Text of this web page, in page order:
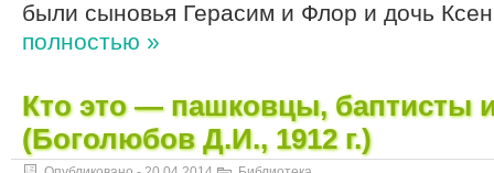
были сыновья Герасим и Флор и дочь
полностью »
Кто это — пашковцы, баптисты
(Боголюбов Д.И., 1912 г.)